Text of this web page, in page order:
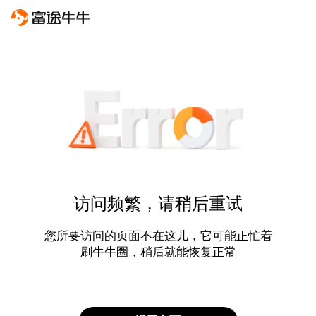
访问频繁，请稍后重试
您所要访问的页面不在这儿，它可能正忙着
刷牛牛圈，稍后就能恢复正常